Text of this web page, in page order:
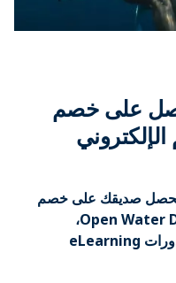
على خصم
يحصل صديقك على خصم
20٪ على دورة Open Water Diver eLearning،
وتستفيد أنت من خصم 20٪ على دورات eLearning